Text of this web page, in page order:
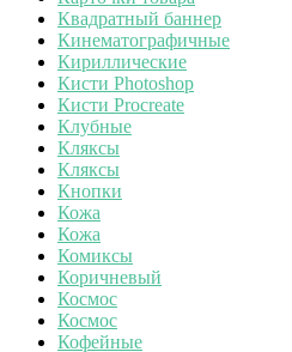
Квадратный баннер
Кинематографичные
Кириллические
Кисти Photoshop
Кисти Procreate
Клубные
Кляксы
Кляксы
Кнопки
Кожа
Кожа
Комиксы
Коричневый
Космос
Космос
Кофейные